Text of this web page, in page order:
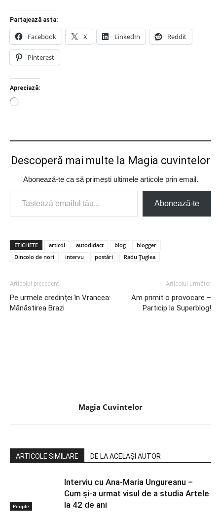
Partajează asta:
Facebook X LinkedIn Reddit
Pinterest
Apreciază:
Încarc...
Descoperă mai multe la Magia cuvintelor
Abonează-te ca să primești ultimele articole prin email.
Tastează emailul tău...
Abonează-te
ETICHETE articol autodidact blog
blogger
Dincolo de nori
intervu postări Radu Țuglea
Articolul precedent
Pe urmele credinței în Vrancea:
Mănăstirea Brazi
Articolul următor
Am primit o provocare –
Particip la Superblog!
Magia Cuvintelor
ARTICOLE SIMILARE DE LA ACELAȘI AUTOR
People
Interviu cu Ana-Maria Ungureanu –
Cum și-a urmat visul de a studia Artele
la 42 de ani